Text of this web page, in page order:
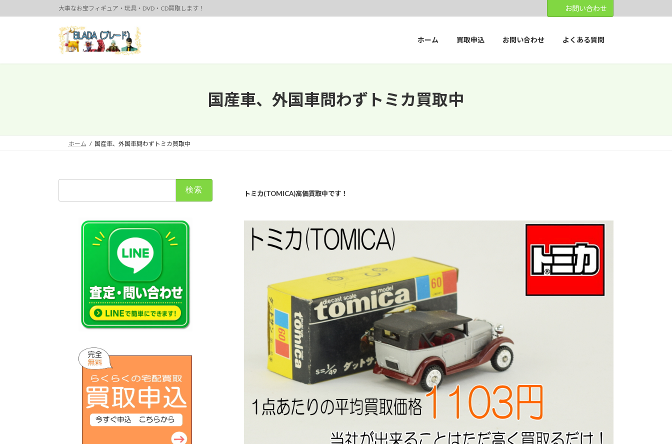
ン
へ
ビ
ョ
大事なお宝フィギュア・玩具・DVD・CD買取します！ お問い合わせ
ホーム 買取申込 お問い合わせ よくある質問
国産車、外国車問わずトミカ買取中
ホーム 国産車、外国車問わずトミカ買取中
トミカ(TOMICA)高価買取中です！